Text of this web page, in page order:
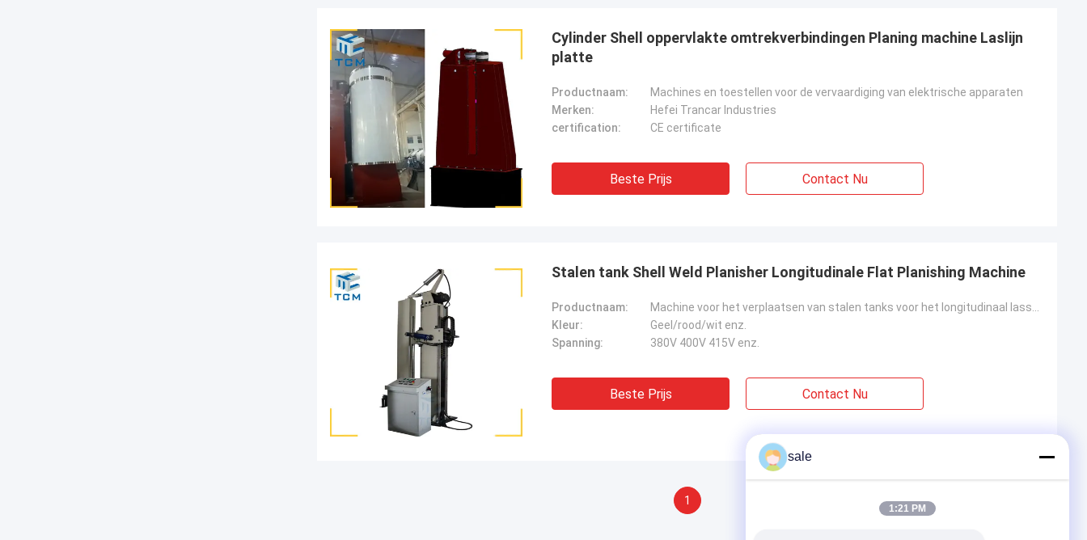
Cylinder Shell oppervlakte omtrekverbindingen Planing machine Laslijn
platte
Productnaam:
Machines en toestellen voor de vervaardiging van elektrische apparaten
Merken:
Hefei Trancar Industries
certification:
CE certificate
Beste Prijs Contact Nu
Stalen tank Shell Weld Planisher Longitudinale Flat Planishing Machine
Productnaam:
Kleur:
Geel/rood/wit enz.
Spanning:
380V 400V 415V enz.
Beste Prijs Contact Nu
1
sale
1:21 PM